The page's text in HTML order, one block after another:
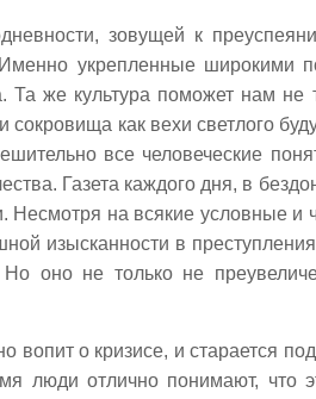
зовущей к
укрепленные широкими
же культура поможет нам не
сокровища как вехи светлого
все человеческие
Газета каждого дня, в
Несмотря на всякие условные и
изысканности в
оно не только не
вопит о кризисе, и старается
люди отлично понимают, что